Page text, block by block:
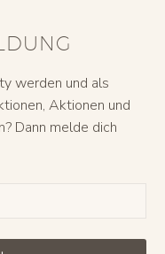
werden und als
Aktionen und
Dann melde dich